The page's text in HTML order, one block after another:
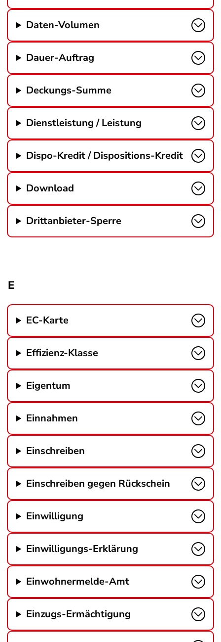
Daten-Volumen
Dauer-Auftrag
Deckungs-Summe
Dienstleistung / Leistung
Dispo-Kredit / Dispositions-Kredit
Download
Drittanbieter-Sperre
E
EC-Karte
Effizienz-Klasse
Eigentum
Einnahmen
Einschreiben
Einschreiben gegen Rückschein
Einwilligung
Einwilligungs-Erklärung
Einwohnermelde-Amt
Einzugs-Ermächtigung